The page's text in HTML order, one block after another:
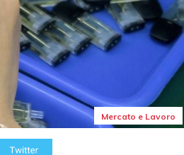
Mercato e Lavoro